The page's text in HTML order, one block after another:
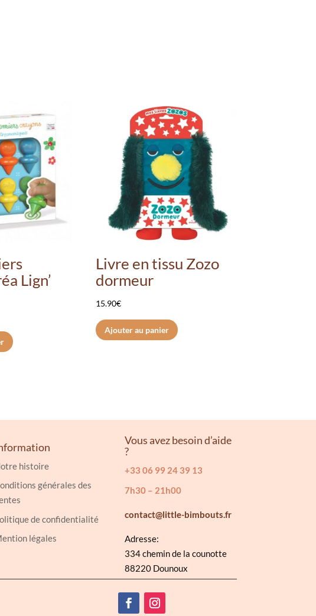
Lign’
Livre en tissu Zozo
dormeur
15.90€
Ajouter au panier
histoire
générales des
de confidentialité
légales
Vous avez besoin d’aide
?
+33 06 99 24 39 13
7h30 – 21h00
contact@little-bimbouts.fr
Adresse:
334 chemin de la counotte
88220 Dounoux